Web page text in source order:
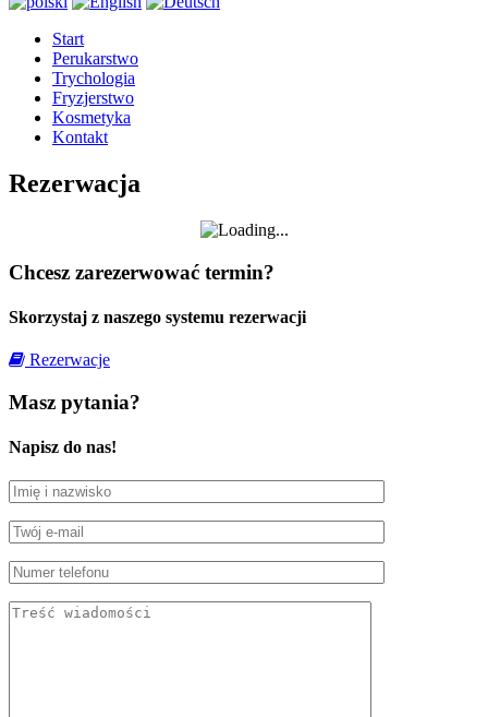
Start
Perukarstwo
Trychologia
Fryzjerstwo
Kosmetyka
Kontakt
Rezerwacja
Chcesz zarezerwować termin?
Skorzystaj z naszego systemu rezerwacji
Rezerwacje
Masz pytania?
Napisz do nas!